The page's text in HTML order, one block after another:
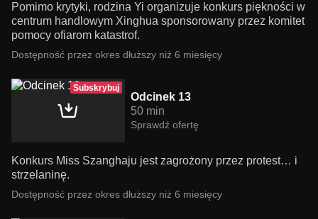
Pomimo krytyki, rodzina Yi organizuje konkurs piękności w
centrum handlowym Xinghua sponsorowany przez komitet
pomocy ofiarom katastrof.
Dostępność przez okres dłuższy niż 6 miesięcy
Subskrybuj
Odcinek 13
50 min
Sprawdź ofertę
Konkurs Miss Szanghaju jest zagrożony przez protest… i
strzelaninę.
Dostępność przez okres dłuższy niż 6 miesięcy